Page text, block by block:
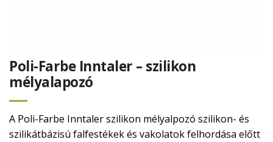
Poli-Farbe Inntaler – szilikon
mélyalapozó
A Poli-Farbe Inntaler szilikon mélyalpozó szilikon- és
szilikátbázisú falfestékek és vakolatok felhordása előtt